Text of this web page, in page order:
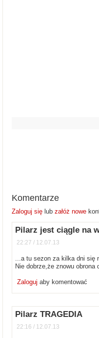
Komentarze
Zaloguj się lub załóż nowe
Pilarz jest ciągle na
22:27 / 12.07.13
...a tu sezon za kilka dni się
Nie dobrze,że znowu obrona
Zalogujaby komentować
Pilarz TRAGEDIA
22:16 / 12.07.13